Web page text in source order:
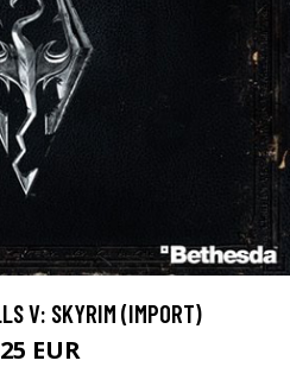
V: SKYRIM (IMPORT)
EUR